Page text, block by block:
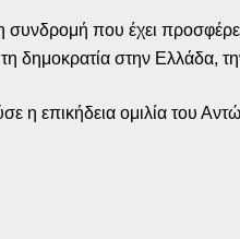
συνδρομή που έχει
δημοκρατία στην Ελλάδα,
η επικήδεια ομιλία του